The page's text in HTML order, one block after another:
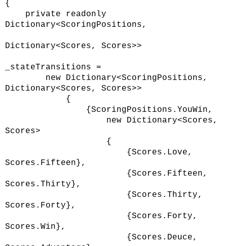
{
private readonly
Dictionary<ScoringPositions,
Dictionary<Scores, Scores>>
_stateTransitions =
new Dictionary<ScoringPositions,
Dictionary<Scores, Scores>>
{
{ScoringPositions.YouWin,
new Dictionary<Scores,
Scores>
{
{Scores.Love,
Scores.Fifteen},
{Scores.Fifteen,
Scores.Thirty},
{Scores.Thirty,
Scores.Forty},
{Scores.Forty,
Scores.Win},
{Scores.Deuce,